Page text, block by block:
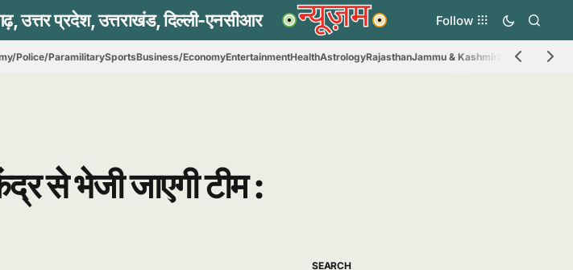
Follow
Police/ParamilitarySportsBusiness/EconomyEntertainmentHealthAstrologyRajasthanJammu & Kashmir Madhya
से भेजी जाएगी टीम :
SEARCH